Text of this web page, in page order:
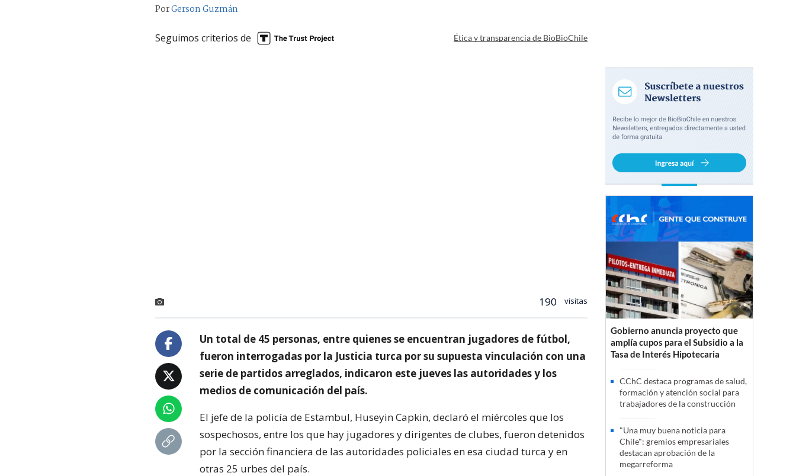
PorGerson Guzmán
Seguimos criterios de Ética y transparencia de BioBioChile
190 visitas
Un total de 45 personas, entre quienes se encuentran jugadores de fútbol,
fueron interrogadas por la Justicia turca por su supuesta vinculación con una
serie de partidos arreglados, indicaron este jueves las autoridades y los
medios de comunicación del país.
El jefe de la policía de Estambul, Huseyin Capkin, declaró el miércoles que los
sospechosos, entre los que hay jugadores y dirigentes de clubes, fueron detenidos
por la sección financiera de las autoridades policiales en esa ciudad turca y en
otras 25 urbes del país.
Gobierno anuncia proyecto que
amplía cupos para el Subsidio a la
Tasa de Interés Hipotecaria
CChC destaca programas de salud,
formación y atención social para
trabajadores de la construcción
"Una muy buena noticia para
Chile": gremios empresariales
destacan aprobación de la
megarreforma